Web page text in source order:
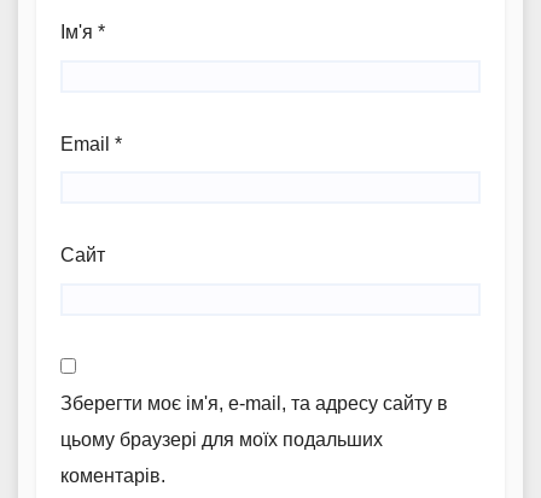
Ім'я *
Email *
Сайт
Зберегти моє ім'я, e-mail, та адресу сайту в
цьому браузері для моїх подальших
коментарів.